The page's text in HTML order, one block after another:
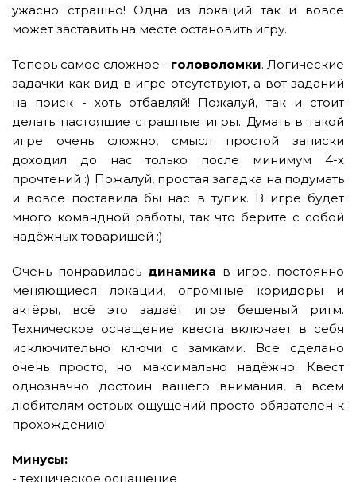
ужасно страшно! Одна из локаций так и вовсе
может заставить на месте остановить игру.
Теперь самое сложное - головоломки. Логические
задачки как вид в игре отсутствуют, а вот заданий
на поиск - хоть отбавляй! Пожалуй, так и стоит
делать настоящие страшные игры. Думать в такой
игре очень сложно, смысл простой записки
доходил до нас только после минимум 4-х
прочтений :) Пожалуй, простая загадка на подумать
и вовсе поставила бы нас в тупик. В игре будет
много командной работы, так что берите с собой
надёжных товарищей :)
Очень понравилась динамика в игре, постоянно
меняющиеся локации, огромные коридоры и
актёры, всё это задаёт игре бешеный ритм.
Техническое оснащение квеста включает в себя
исключительно ключи с замками. Все сделано
очень просто, но максимально надёжно. Квест
однозначно достоин вашего внимания, а всем
любителям острых ощущений просто обязателен к
прохождению!
Минусы:
- техническое оснащение